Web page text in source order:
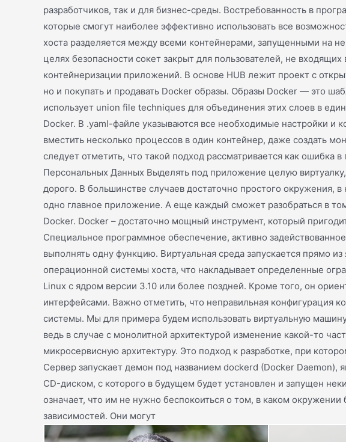
разработчиков, так и для бизнес-среды. Востребованность в
которые смогут наиболее эффективно использовать все
хоста разделяется между всеми контейнерами, запущенными на
целях безопасности сокет закрыт для пользователей, не
контейнеризации приложений. В основе HUB лежит проект с
но и покупать и продавать Docker образы. Образы Docker — это
использует union file techniques для объединения этих слоев в
Docker. В .yaml-файле указываются все необходимые настройки и
вместить несколько процессов в один контейнер, даже создать
следует отметить, что такой подход рассматривается как
Персональных Данных Выделять под приложение целую
дорого. В большинстве случаев достаточно простого окружения,
одно главное приложение. А еще каждый сможет разобраться в
Docker. Docker – достаточно мощный инструмент, который
Специальное программное обеспечение, активно
выполнять одну функцию. Виртуальная среда запускается прямо
операционной системы хоста, что накладывает определенные
Linux с ядром версии 3.10 или более поздней. Кроме того, он
интерфейсами. Важно отметить, что неправильная конфигурация
системы. Мы для примера будем использовать виртуальную
ведь в случае с монолитной архитектурой изменение какой-то
микросервисную архитектуру. Это подход к разработке, при
Сервер запускает демон под названием dockerd (Docker
CD-диском, с которого в будущем будет установлен и запущен
означает, что им не нужно беспокоиться о том, в каком
зависимостей. Они могут